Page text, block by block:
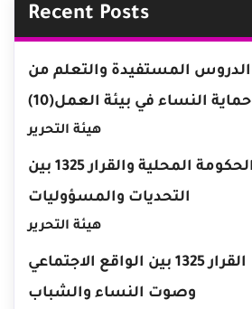
Recent Posts
الدروس المستفيدة والتعلم من
حماية النساء في بيئة العمل(10)
هيئة التحرير
الحكومة المحلية والقرار 1325 بين
التحديات والمسؤوليات
هيئة التحرير
القرار 1325 بين الواقع الاجتماعي
وصوت النساء والشباب